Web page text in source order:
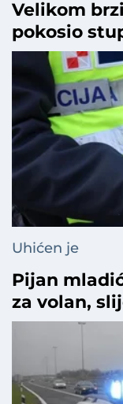
Velikom
pokosio
Uhićen je
Pijan
za volan,